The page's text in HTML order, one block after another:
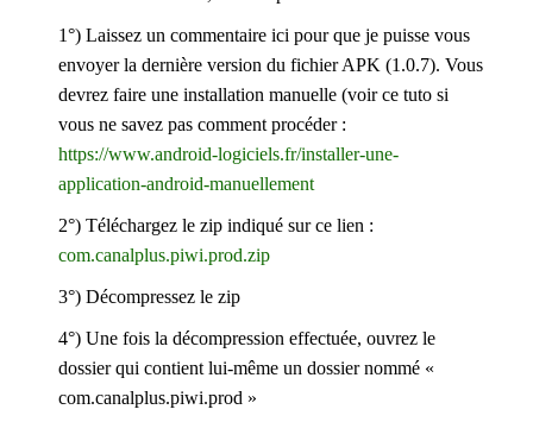
1°) Laissez un commentaire ici pour que je puisse vous
envoyer la dernière version du fichier APK (1.0.7). Vous
devrez faire une installation manuelle (voir ce tuto si
vous ne savez pas comment procéder :
https://www.android-logiciels.fr/installer-une-
application-android-manuellement
2°) Téléchargez le zip indiqué sur ce lien :
com.canalplus.piwi.prod.zip
3°) Décompressez le zip
4°) Une fois la décompression effectuée, ouvrez le
dossier qui contient lui-même un dossier nommé «
com.canalplus.piwi.prod »